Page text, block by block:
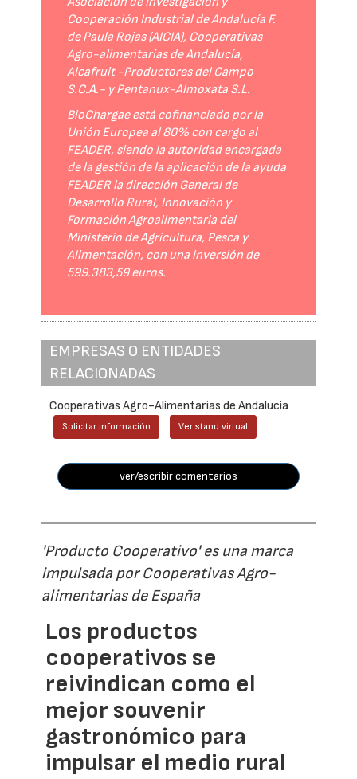
Cooperación Industrial de Andalucía F.
de Paula Rojas (AICIA), Cooperativas
Agro-alimentarias de Andalucía,
Alcafruit -Productores del Campo
S.C.A.- y Pentanux-Almoxata S.L.
BioChargae está cofinanciado por la
Unión Europea al 80% con cargo al
FEADER, siendo la autoridad encargada
de la gestión de la aplicación de la ayuda
FEADER la dirección General de
Desarrollo Rural, Innovación y
Formación Agroalimentaria del
Ministerio de Agricultura, Pesca y
Alimentación, con una inversión de
599.383,59 euros.
EMPRESAS O ENTIDADES
RELACIONADAS
Cooperativas Agro-Alimentarias de Andalucía
Solicitar información Ver stand virtual
ver/escribir comentarios
'Producto Cooperativo' es una marca
impulsada por Cooperativas Agro-
alimentarias de España
Los productos
cooperativos se
reivindican como el
mejor souvenir
gastronómico para
impulsar el medio rural